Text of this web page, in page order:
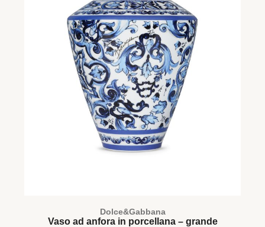
Dolce&Gabbana
Vaso ad anfora in porcellana – grande